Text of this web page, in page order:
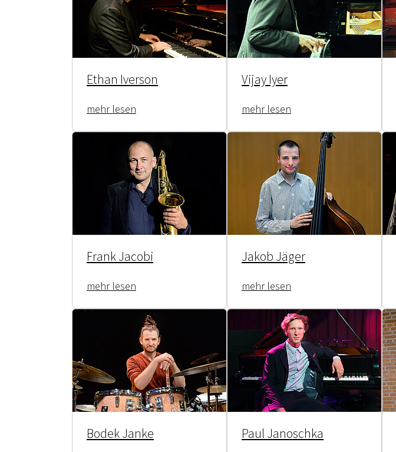
Ethan Iverson
mehr lesen
Vijay Iyer
mehr lesen
Frank Jacobi
mehr lesen
Jakob Jäger
mehr lesen
Bodek Janke Paul Janoschka